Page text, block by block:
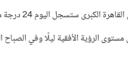
اليوم 24 درجة مئوية مع رياح معتدلة.
الرؤية الأفقية ليلًا وفي الصباح